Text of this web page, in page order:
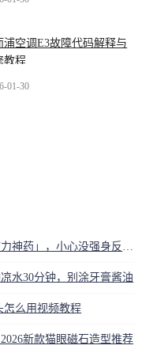
浦空调E3故障代码解释与
教程
01-30
别傻了！儿童乱吃「免疫力神药」，小心没强身反中毒！医生说靠它才是王道
水30分钟，别涂牙膏酱油
怎么用视频教程
新款猫眼磁石造型推荐